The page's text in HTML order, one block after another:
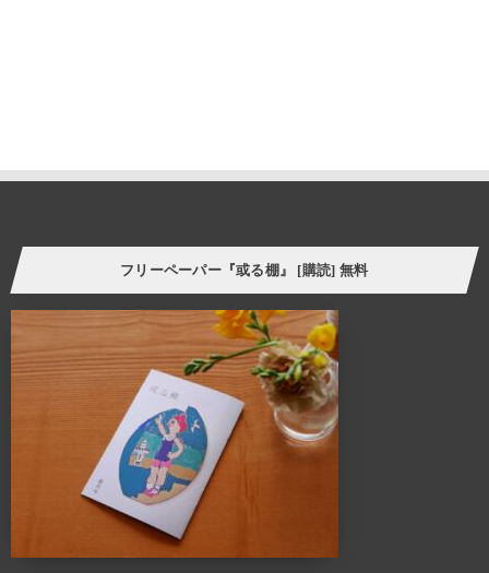
様々なケーススタディーを自分に置き換えてリアルに感じさせてくれる
スペース、ALTANA（アルタナ）が誕生しました。
ALTANA（アルタナ）の名前の由来は、「或る棚」。
杓子定規の特定の棚ではなく、家の中に誰しもが持つ
「或るひとつの棚」を指し、同時に様々な可能性を
持つオルタナティブな空間であることも意味します。
このスペースに無数に存在する「棚」を活用し、カタチを変えながら様々な
ケーススタディーでライフスタイルの提案を展開していきます。
カフェ・ランチ・本・音楽・ギャラリー・ワークショップ・家具・インテリア・建
フリーペーパー『或る棚』 [購読] 無料